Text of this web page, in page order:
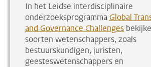
In het Leidse interdisciplinaire
onderzoeksprogramma Global
and Governance Challenges
soorten wetenschappers, zoals
bestuurskundigen, juristen,
geesteswetenschappers en